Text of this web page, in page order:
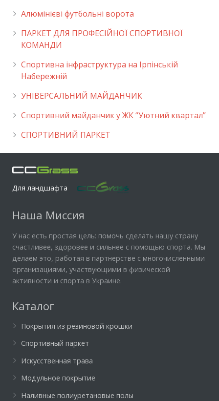
Алюмінієві футбольні ворота
ПАРКЕТ ДЛЯ ПРОФЕСІЙНОЇ СПОРТИВНОЇ
КОМАНДИ
Спортивна інфраструктура на Ірпінській
Набережній
УНІВЕРСАЛЬНИЙ МАЙДАНЧИК
Cпортивний майданчик у ЖК “Уютний квартал”
СПОРТИВНИЙ ПАРКЕТ
Для ландшафта
Наша Миссия
У нас есть простая цель: помочь сделать нашу страну
счастливее, здоровее и сильнее с помощью спорта. Мы
делаем это, работая в партнерстве с многочисленными
организациями, участвующими в физической
активности и спорта в Украине.
Каталог
Покрытия из резиновой крошки
Спортивный паркет
Искусственная трава
Модульное покрытие
Наливные полиуретановые полы